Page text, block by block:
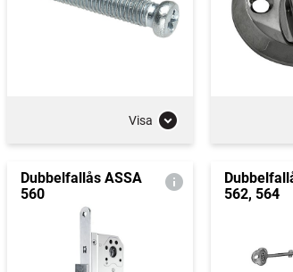
Visa
Dubbelfallås ASSA
560
562, 564